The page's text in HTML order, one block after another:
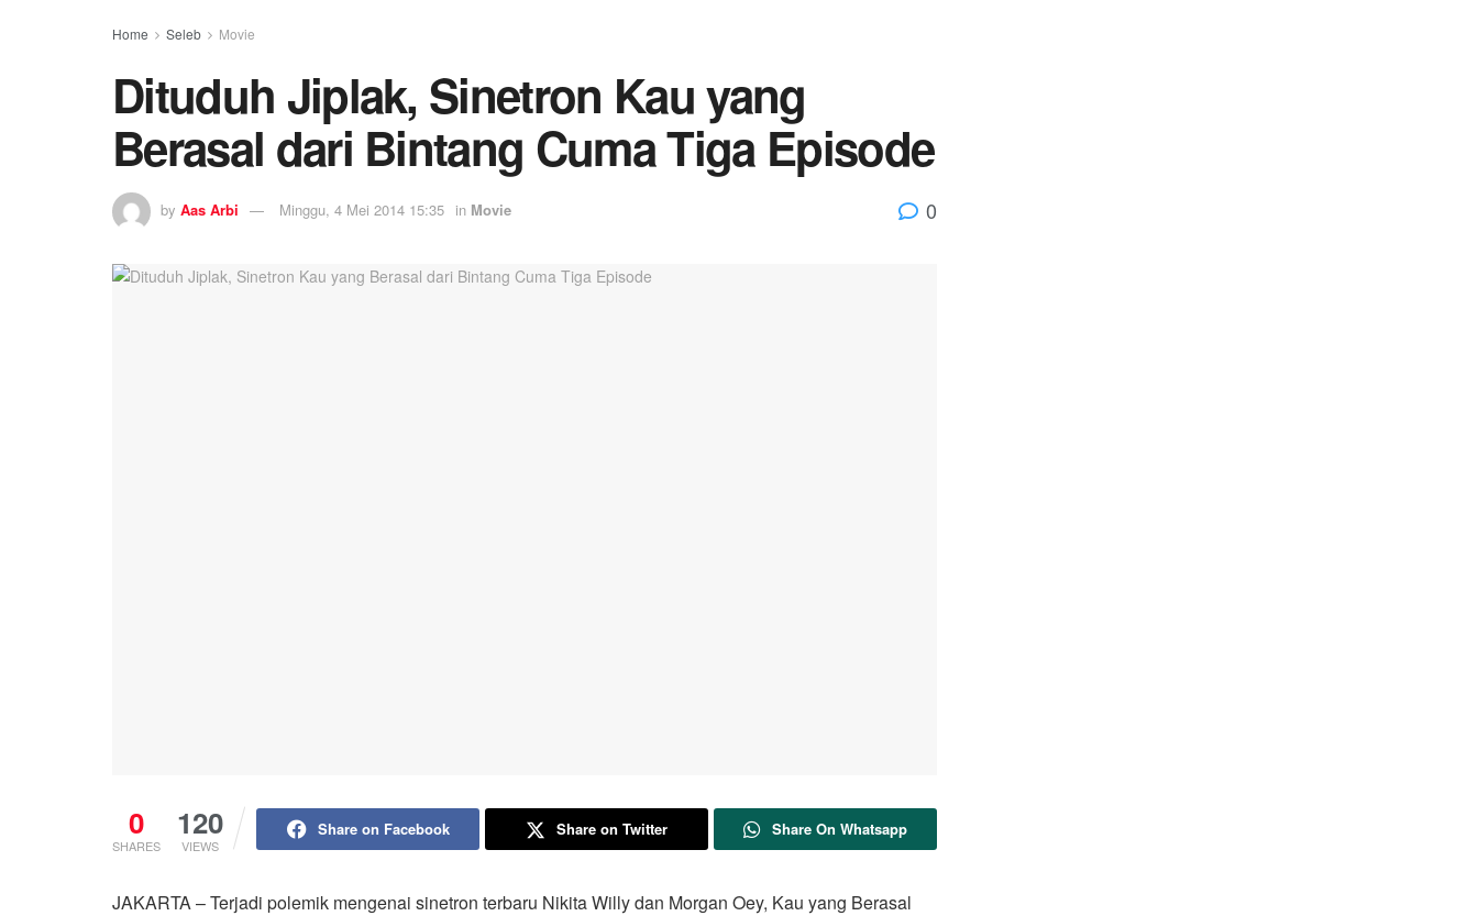
Home Seleb Movie
Dituduh Jiplak, Sinetron Kau yang
Berasal dari Bintang Cuma Tiga Episode
by Aas Arbi Minggu, 4 Mei 2014 15:35 in Movie 0
0
SHARES
120
VIEWS
Share on Facebook Share on Twitter Share On Whatsapp
JAKARTA – Terjadi polemik mengenai sinetron terbaru Nikita Willy dan Morgan Oey, Kau yang Berasal